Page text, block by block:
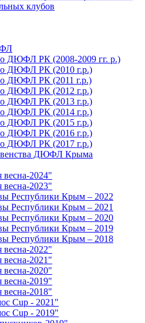
клубов
ДЮФЛ РК (2008-2009 гг. р.)
ДЮФЛ РК (2010 г.р.)
ДЮФЛ РК (2011 г.р.)
ДЮФЛ РК (2012 г.р.)
ДЮФЛ РК (2013 г.р.)
ДЮФЛ РК (2014 г.р.)
ДЮФЛ РК (2015 г.р.)
ДЮФЛ РК (2016 г.р.)
ДЮФЛ РК (2017 г.р.)
ДЮФЛ Крыма
2024"
2023"
Республики Крым – 2022
Республики Крым – 2021
Республики Крым – 2020
Республики Крым – 2019
Республики Крым – 2018
2022"
2021"
2020"
2019"
2018"
Cup - 2021"
Cup - 2019"